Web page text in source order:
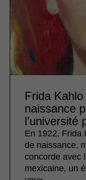
Frida
naissance
l’université
En 1922, Frida
de naissance,
concorde avec
mexicaine, un